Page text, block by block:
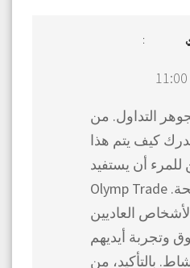
:
التداول. من
كيف يتم هذا
أن يستفيد
من القرارات الناجحة. Olymp Trade
العاديين
وتجربة أيديهم
بالتأكيد، من